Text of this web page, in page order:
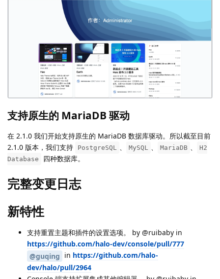
支持原生的 MariaDB 驱动
在 2.1.0 我们开始支持原生的 MariaDB 数据库驱动。所以截至目前
2.1.0 版本，我们支持
PostgreSQL MySQL MariaDB
H2
Database
四种数据库。
完整变更日志
新特性
支持重置主题和插件的设置选项。 by @ruibaby in
https://github.com/halo-dev/console/pull/777
@guqing in https://github.com/halo-
dev/halo/pull/2964